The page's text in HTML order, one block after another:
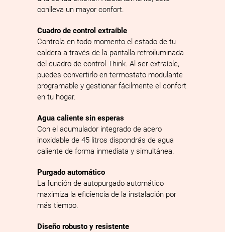
conlleva un mayor confort.
Cuadro de control extraíble
Controla en todo momento el estado de tu
caldera a través de la pantalla retroiluminada
del cuadro de control Think. Al ser extraíble,
puedes convertirlo en termostato modulante
programable y gestionar fácilmente el confort
en tu hogar.
Agua caliente sin esperas
Con el acumulador integrado de acero
inoxidable de 45 litros dispondrás de agua
caliente de forma inmediata y simultánea.
Purgado automático
La función de autopurgado automático
maximiza la eficiencia de la instalación por
más tiempo.
Diseño robusto y resistente